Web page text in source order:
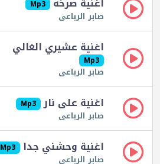
Mp3
صابر الرباعى
اغنية عشيري الغالي
Mp3
صابر الرباعى
اغنية على نار Mp3
صابر الرباعى
اغنية وحشني جدا Mp3
صابر الرباعى